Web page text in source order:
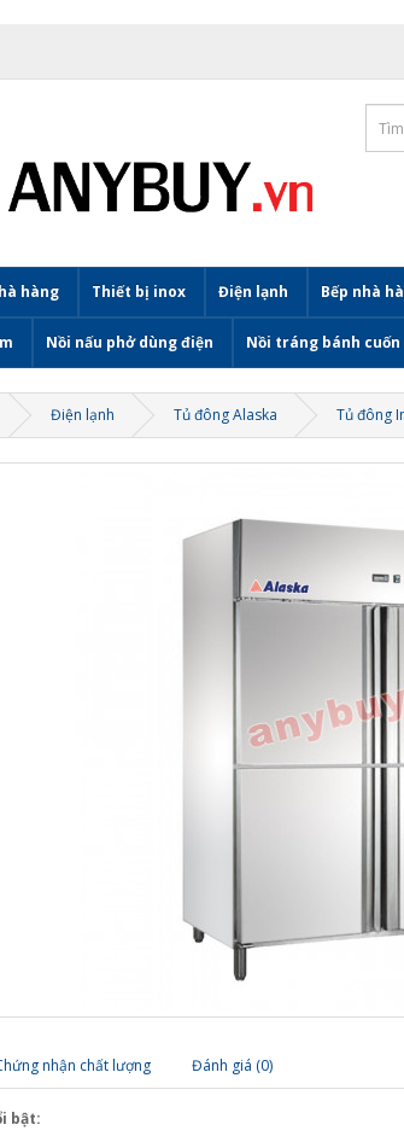
hàng Thiết bị inox Điện lạnh Bếp nhà
Nồi nấu phở dùng điện Nồi tráng bánh cuốn
Điện lạnh Tủ đông Alaska Tủ đông
nhận chất lượng Đánh giá (0)
bật: